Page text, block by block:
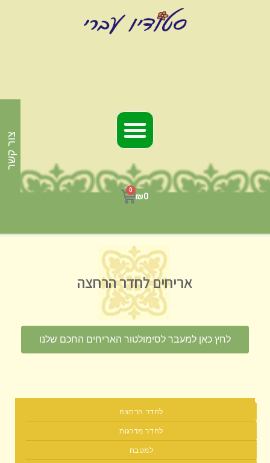
₪0
0
אריחים לחדר הרחצה
לחץ כאן למעבר לסימולטור האריחים החכם שלנו
לחדר הרחצה
לחדר מדרגות
למטבח
צור קשר